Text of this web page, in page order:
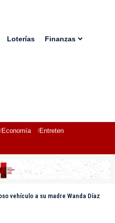
Loterías Finanzas
Economía Entretenimiento
vehículo a su madre Wanda Díaz